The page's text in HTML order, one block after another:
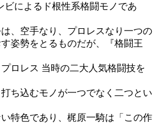
ビによるド根性系格闘モノであ
、空手なり、プロレスなり一つの
姿勢をとるものだが、『格闘王
ロレス 当時の二大人気格闘技を
ち込むモノが一つでなく二つとい
特色であり、梶原一騎は「この作